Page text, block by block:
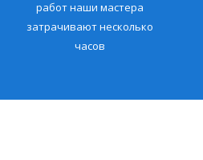
работ наши мастера
затрачивают несколько
часов